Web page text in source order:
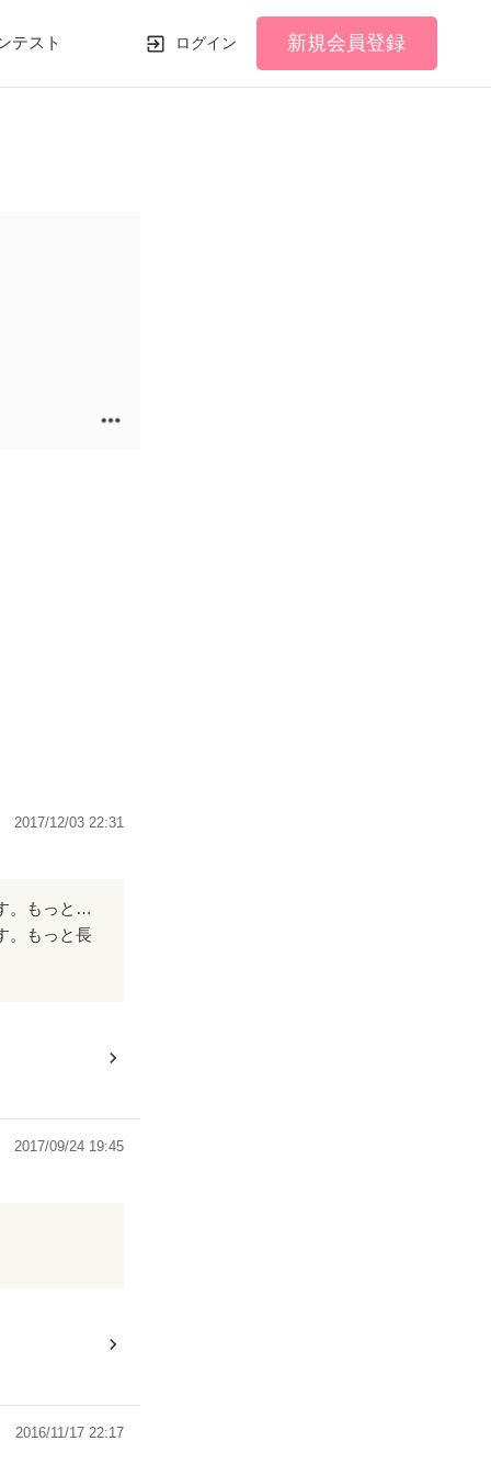
テスト ログイン 新規会員登録
2017/12/03 22:31
今日初めて潤賀さんを発見して10作程読みました。囚われる～は特に気になります。もっと長編で高梨くんにもチャンスを挙げて欲しいです。
。もっと長
2017/09/24 19:45
2016/11/17 22:17